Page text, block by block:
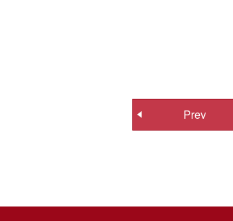
投
稿
ー
Prev